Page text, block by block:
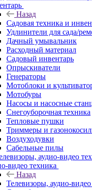
Назад
Садовая техника и
Удлинители для сада/
Дачный умывальник
Расходный материал
Садовый инвентарь
Опрыскиватели
Генераторы
Мотоблоки и
Мотобуры
Насосы и насосные
Снегоуборочная техника
Тепловые пушки
Триммеры и
Воздуходувки
Сабельные пилы
видео техника
Назад
Телевизоры, аудио-